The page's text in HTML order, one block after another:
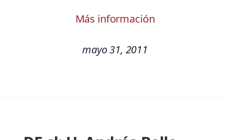
Más información
mayo 31, 2011